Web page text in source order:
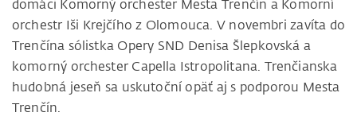
domáci Komorný orchester Mesta Trenčín a Komorní
orchestr Iši Krejčího z Olomouca. V novembri zavíta do
Trenčína sólistka Opery SND Denisa Šlepkovská a
komorný orchester Capella Istropolitana. Trenčianska
hudobná jeseň sa uskutoční opäť aj s podporou Mesta
Trenčín.